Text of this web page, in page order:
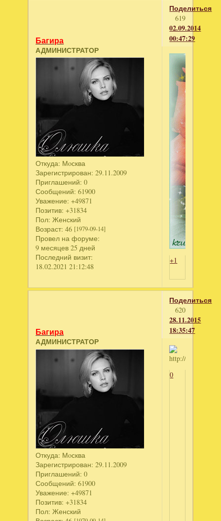
Поделиться
619
02.09.2014
00:47:29
Багира
АДМИНИСТРАТОР
Откуда: Мoсква
Зарегистрирован: 29.11.2009
Приглашений: 0
Сообщений: 61900
Уважение: +49871
Позитив: +31834
Пол: Женский
Возраст: 46 [1979-09-14]
Провел на форуме:
9 месяцев 25 дней
Последний визит:
18.02.2021 21:12:48
+1
Поделиться
620
28.11.2015
18:35:47
Багира
АДМИНИСТРАТОР
Откуда: Мoсква
Зарегистрирован: 29.11.2009
Приглашений: 0
Сообщений: 61900
Уважение: +49871
Позитив: +31834
Пол: Женский
0